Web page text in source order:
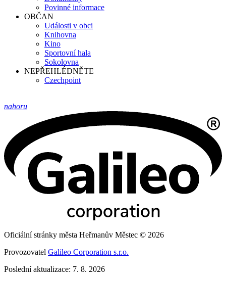
Povinné informace
OBČAN
Události v obci
Knihovna
Kino
Sportovní hala
Sokolovna
NEPŘEHLÉDNĚTE
Czechpoint
nahoru
Oficiální stránky města Heřmanův Městec © 2026
Provozovatel Galileo Corporation s.r.o.
Poslední aktualizace: 7. 8. 2026